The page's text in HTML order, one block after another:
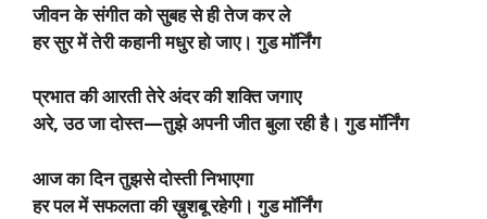
जीवन के संगीत को सुबह से ही तेज कर ले
हर सुर में तेरी कहानी मधुर हो जाए। गुड मॉर्निंग
प्रभात की आरती तेरे अंदर की शक्ति जगाए
अरे, उठ जा दोस्त—तुझे अपनी जीत बुला रही है। गुड मॉर्निंग
आज का दिन तुझसे दोस्ती निभाएगा
हर पल में सफलता की ख़ुशबू रहेगी। गुड मॉर्निंग